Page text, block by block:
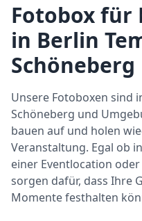
Fotobox für
in Berlin
Schöneberg
Unsere Fotoboxen sind
Schöneberg und
bauen auf und holen
Veranstaltung. Egal ob
einer Eventlocation
sorgen dafür, dass Ihre
Momente festhalten